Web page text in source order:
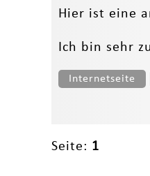
Hier ist eine
Ich bin sehr
Internetseite
Seite: 1